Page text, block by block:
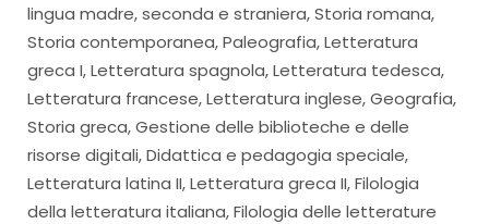
lingua madre, seconda e straniera, Storia romana,
Storia contemporanea, Paleografia, Letteratura
greca I, Letteratura spagnola, Letteratura tedesca,
Letteratura francese, Letteratura inglese, Geografia,
Storia greca, Gestione delle biblioteche e delle
risorse digitali, Didattica e pedagogia speciale,
Letteratura latina II, Letteratura greca II, Filologia
della letteratura italiana, Filologia delle letterature